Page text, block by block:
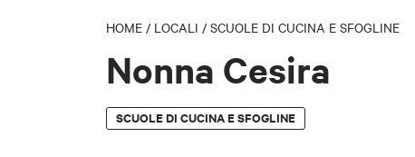
HOME / LOCALI / SCUOLE DI CUCINA E SFOGLINE
Nonna Cesira
SCUOLE DI CUCINA E SFOGLINE